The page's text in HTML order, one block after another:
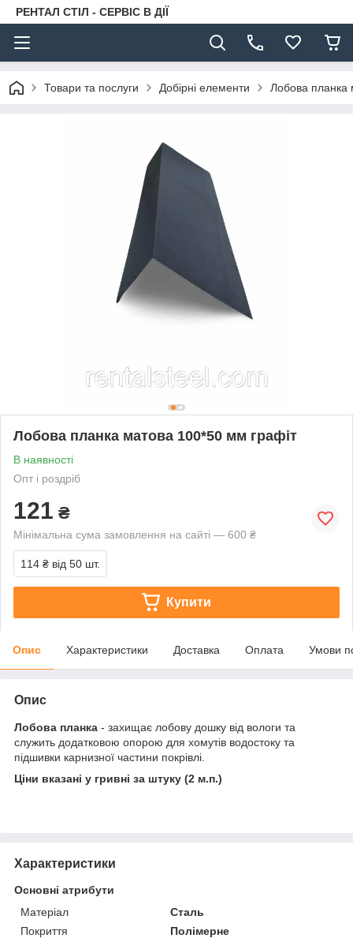
РЕНТАЛ СТІЛ - СЕРВІС В ДІЇ
Товари та послуги Добірні елементи Лобова планка
Лобова планка матова 100*50 мм графіт
В наявності
Опт і роздріб
121 ₴
Мінімальна сума замовлення на сайті — 600 ₴
114 ₴ від 50 шт.
Купити
Опис Характеристики Доставка Оплата Умови
Опис
Лобова планка - захищає лобову дошку від вологи та
служить додатковою опорою для хомутів водостоку та
підшивки карнизної частини покрівлі.
Ціни вказані у гривні за штуку (2 м.п.)
Характеристики
Основні атрибути
Матеріал
Сталь
Покриття
Полімерне